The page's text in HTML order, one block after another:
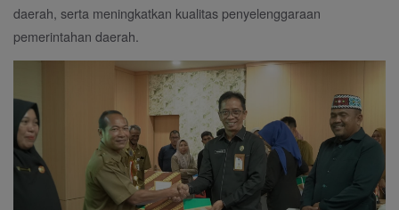
daerah, serta meningkatkan kualitas penyelenggaraan
pemerintahan daerah.